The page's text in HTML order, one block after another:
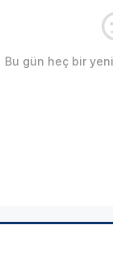
Bu gün heç bir